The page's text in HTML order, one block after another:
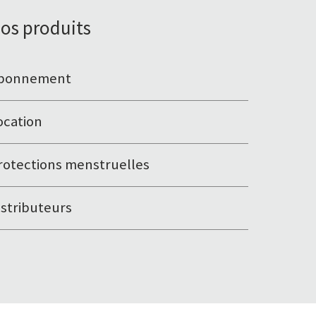
produits
menstruelles